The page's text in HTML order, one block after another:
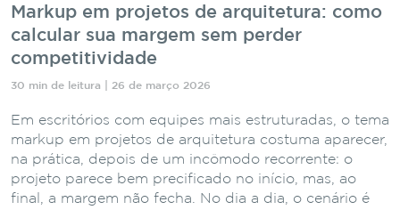
Markup em projetos de arquitetura: como
calcular sua margem sem perder
competitividade
30 min de leitura | 26 de março 2026
Em escritórios com equipes mais estruturadas, o tema
markup em projetos de arquitetura costuma aparecer,
na prática, depois de um incômodo recorrente: o
projeto parece bem precificado no início, mas, ao
final, a margem não fecha. No dia a dia, o cenário é